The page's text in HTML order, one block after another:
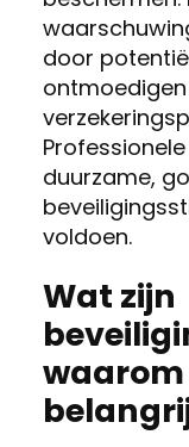
door
Professionele
duurzame,
voldoen.
Wat zijn
waarom